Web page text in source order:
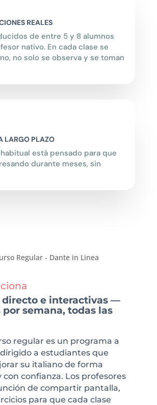
REALES
de entre 5 y 8 alumnos
nativo. En cada clase se
no solo se observa y se toman
LARGO PLAZO
está pensado para que
durante meses, sin
directo e interactivas —
por semana, todas las
regular es un programa a
a estudiantes que
su italiano de forma
confianza. Los profesores
de compartir pantalla,
para que cada clase